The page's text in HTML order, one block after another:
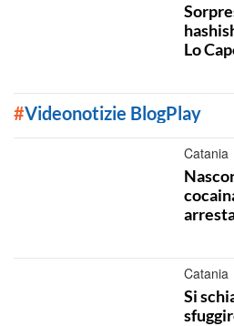
Lo
#Videonotizie BlogPlay
Catania
Catania
Si